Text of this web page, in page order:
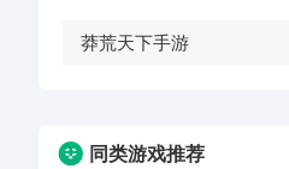
莽荒天下手游
同类游戏推荐